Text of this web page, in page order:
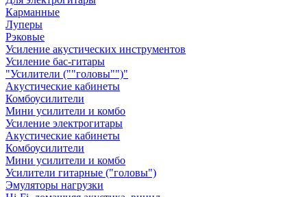
Карманные
Луперы
Рэковые
Усиление акустических инструментов
Усиление бас-гитары
"Усилители (""головы"")"
Акустические кабинеты
Комбоусилители
Мини усилители и комбо
Усиление электрогитары
Акустические кабинеты
Комбоусилители
Мини усилители и комбо
Усилители гитарные ("головы")
Эмуляторы нагрузки